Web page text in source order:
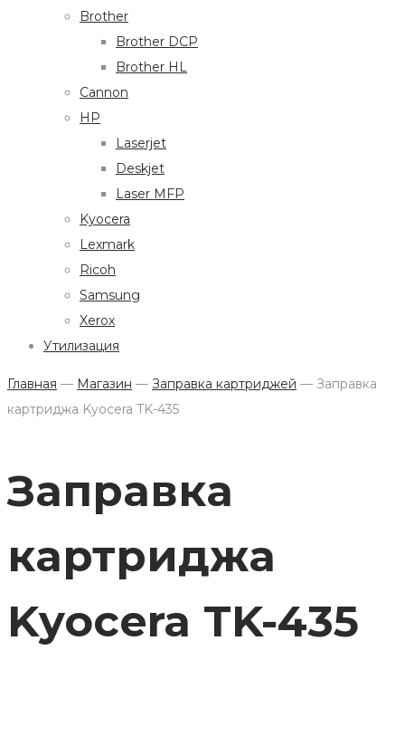
Brother
Brother DCP
Brother HL
Cannon
HP
Laserjet
Deskjet
Laser MFP
Kyocera
Lexmark
Ricoh
Samsung
Xerox
Утилизация
Главная — Магазин — Заправка картриджей — Заправка
картриджа Kyocera TK-435
Заправка
картриджа
Kyocera TK-435